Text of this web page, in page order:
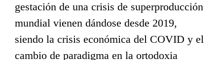
gestación de una crisis de superproducción
mundial vienen dándose desde 2019,
siendo la crisis económica del COVID y el
cambio de paradigma en la ortodoxia